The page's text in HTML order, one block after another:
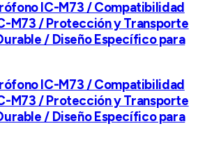
IC-M73 / Compatibilidad
M73 / Protección y Transporte
/ Diseño Específico para
IC-M73 / Compatibilidad
M73 / Protección y Transporte
/ Diseño Específico para